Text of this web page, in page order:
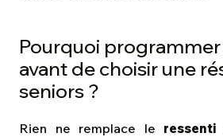
Pourquoi
avant de choisir une
seniors ?
Rien ne remplace le